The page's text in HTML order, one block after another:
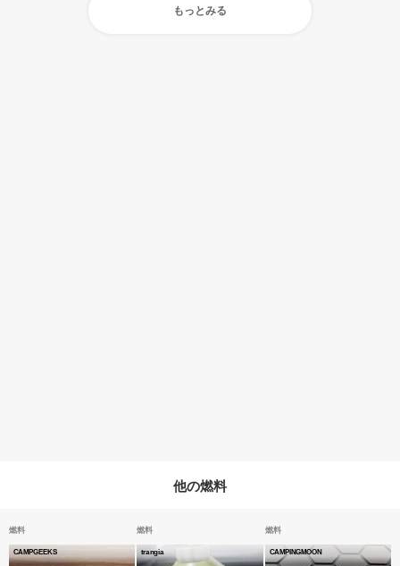
もっとみる
他の燃料
燃料
CAMPGEEKS
燃料
trangia
燃料
CAMPINGMOON